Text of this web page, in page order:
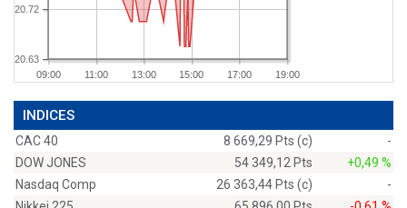
09:00 11:00 13:00 15:00 17:00 19:00
20.63
20.72
INDICES
CAC 40 8 669,29 Pts (c)
-
DOW JONES
54 349,12 Pts
+0,49 %
Nasdaq Comp
26 363,44 Pts (c)
-